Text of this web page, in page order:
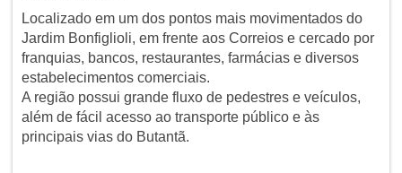
Localizado em um dos pontos mais movimentados do
Jardim Bonfiglioli, em frente aos Correios e cercado por
franquias, bancos, restaurantes, farmácias e diversos
estabelecimentos comerciais.
A região possui grande fluxo de pedestres e veículos,
além de fácil acesso ao transporte público e às
principais vias do Butantã.